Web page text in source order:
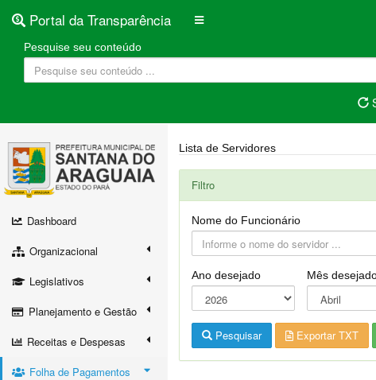
Portal da Transparência
Pesquise seu conteúdo
Dashboard
Organizacional
Legislativos
Planejamento e Gestão
Receitas e Despesas
Folha de Pagamentos
Lista de Servidores
Filtro
Nome do Funcionário
Ano desejado Mês
Pesquisar Exportar TXT